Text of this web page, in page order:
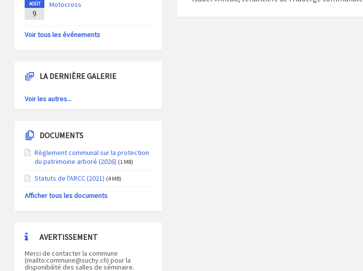
AOÛT
9
Motocross
Voir tous les événements
LA DERNIÈRE GALERIE
Voir les autres...
DOCUMENTS
Règlement communal sur la protection
du patrimoine arboré (2026) (1 MB)
Statuts de l'ARCC (2021) (4 MB)
Afficher tous les documents
AVERTISSEMENT
Merci de contacter la commune
(mailto:commune@suchy.ch) pour la
disponibilité des salles de séminaire.